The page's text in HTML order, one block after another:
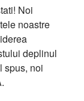
Noi
noastre
deplinul
spus, noi